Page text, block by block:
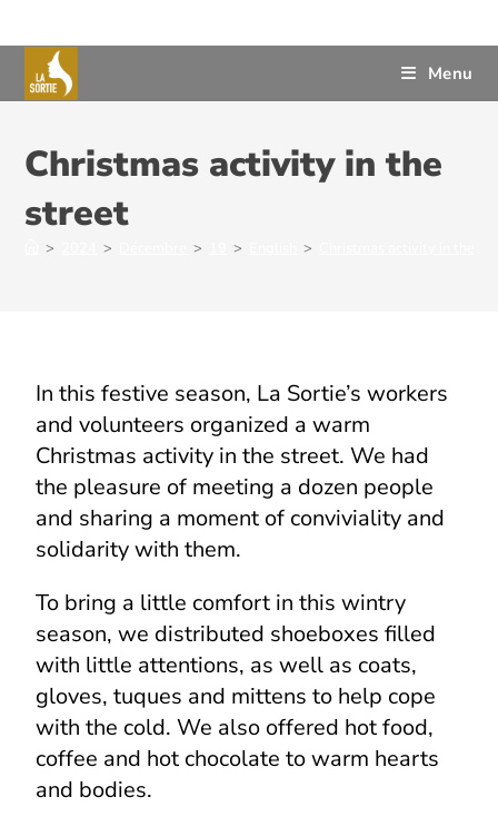
Menu
Christmas activity in the
street
> > > > >
In this festive season, La Sortie’s workers
and volunteers organized a warm
Christmas activity in the street. We had
the pleasure of meeting a dozen people
and sharing a moment of conviviality and
solidarity with them.
To bring a little comfort in this wintry
season, we distributed shoeboxes filled
with little attentions, as well as coats,
gloves, tuques and mittens to help cope
with the cold. We also offered hot food,
coffee and hot chocolate to warm hearts
and bodies.